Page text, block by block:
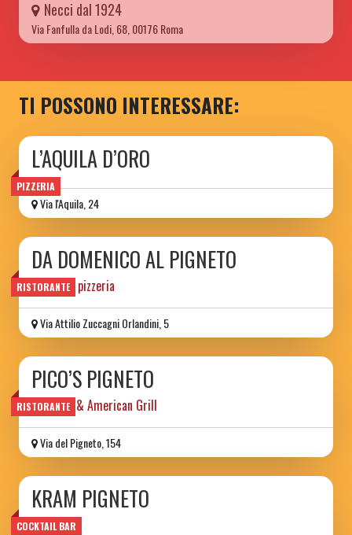
Necci dal 1924
Via Fanfulla da Lodi, 68, 00176 Roma
TI POSSONO INTERESSARE:
PIZZERIA
L’AQUILA D’ORO
Via l'Aquila, 24
RISTORANTE
DA DOMENICO AL PIGNETO
trattoria pizzeria
Via Attilio Zuccagni Orlandini, 5
RISTORANTE
PICO’S PIGNETO
Taqueria & American Grill
Via del Pigneto, 154
COCKTAIL BAR
KRAM PIGNETO
risto-pub